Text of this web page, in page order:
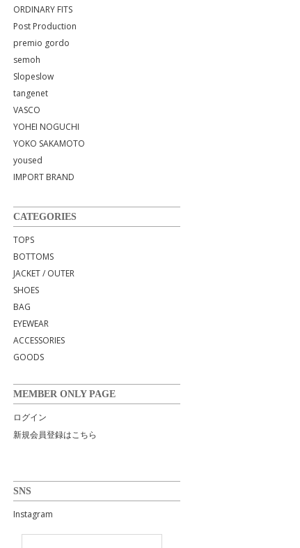
ORDINARY FITS
Post Production
premio gordo
semoh
Slopeslow
tangenet
VASCO
YOHEI NOGUCHI
YOKO SAKAMOTO
yoused
IMPORT BRAND
CATEGORIES
TOPS
BOTTOMS
JACKET / OUTER
SHOES
BAG
EYEWEAR
ACCESSORIES
GOODS
MEMBER ONLY PAGE
ログイン
新規会員登録はこちら
SNS
Instagram